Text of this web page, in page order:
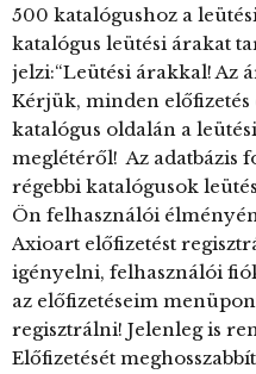
500 katalógushoz a
katalógus leütési árakat
jelzi:“Leütési árakkal! Az
Kérjük, minden előfizetés
katalógus oldalán a
meglétéről! Az adatbázis
régebbi katalógusok
Ön felhasználói
Axioart előfizetést
igényelni, felhasználói
az előfizetéseim
regisztrálni! Jelenleg is
Előfizetését